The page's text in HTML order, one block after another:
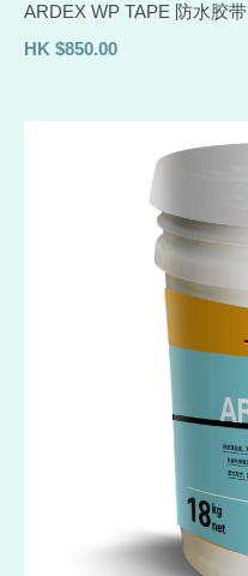
ARDEX WP TAPE 防水胶带
HK $850.00